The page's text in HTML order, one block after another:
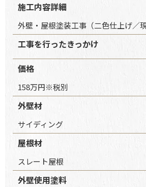
施工内容詳細
外壁・屋根塗装工事（二色仕上げ／現
工事を行ったきっかけ
価格
158万円※税別
外壁材
サイディング
屋根材
スレート屋根
外壁使用塗料